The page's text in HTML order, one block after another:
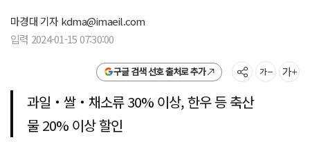
마경대 기자kdma@imaeil.com
입력 2024-01-15 07:30:00
구글 검색 선호 출처로 추가
과일‧쌀‧채소류 30% 이상, 한우 등 축산
물 20% 이상 할인